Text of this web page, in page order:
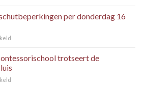
JULI
beperkingen
toch
SLUIS
per donderdag 16
schutbeperkingen
per
donderdag
trotseert de